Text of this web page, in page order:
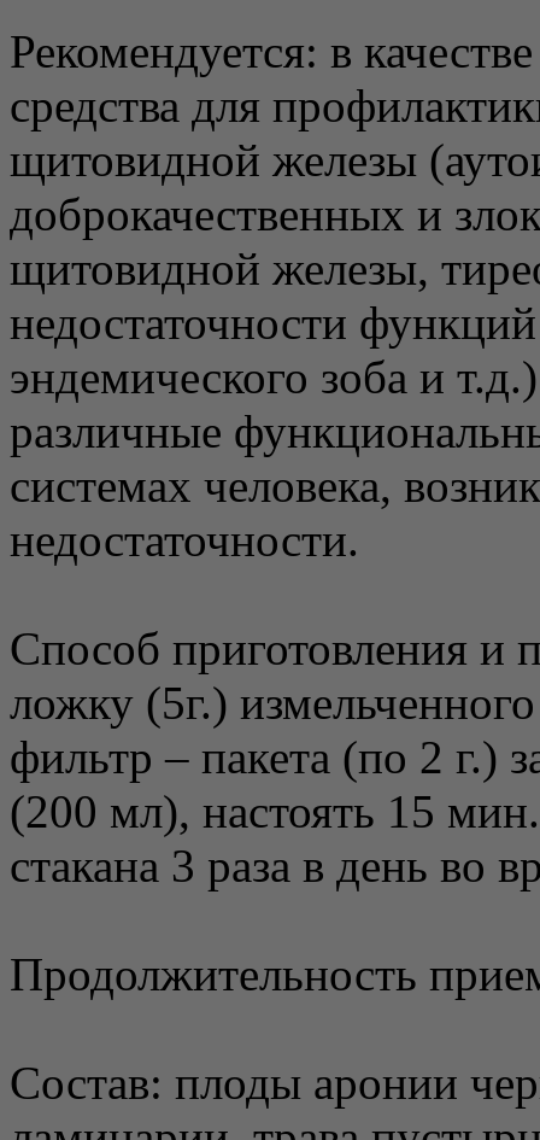
Рекомендуется: в
средства для
щитовидной железы
доброкачественных и
щитовидной железы,
недостаточности
эндемического зоба и
различные
системах человека,
недостаточности.
Способ приготовления и
ложку (5г.)
фильтр – пакета (по 2 г.)
(200 мл), настоять 15
стакана 3 раза в день во
Продолжительность
Состав: плоды аронии